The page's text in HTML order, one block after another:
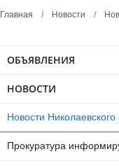
Главная / Новости /
ОБЪЯВЛЕНИЯ
НОВОСТИ
Новости
Прокуратура